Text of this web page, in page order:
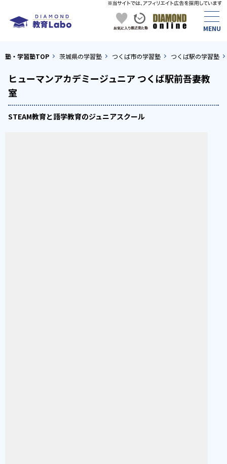
塾・学習塾TOP 茨城県の学習塾 つくば市の学習塾 つくば駅の学習塾
ヒューマンアカデミージュニア つくば駅前吾妻教
室
STEAM教育と語学教育のジュニアスクール